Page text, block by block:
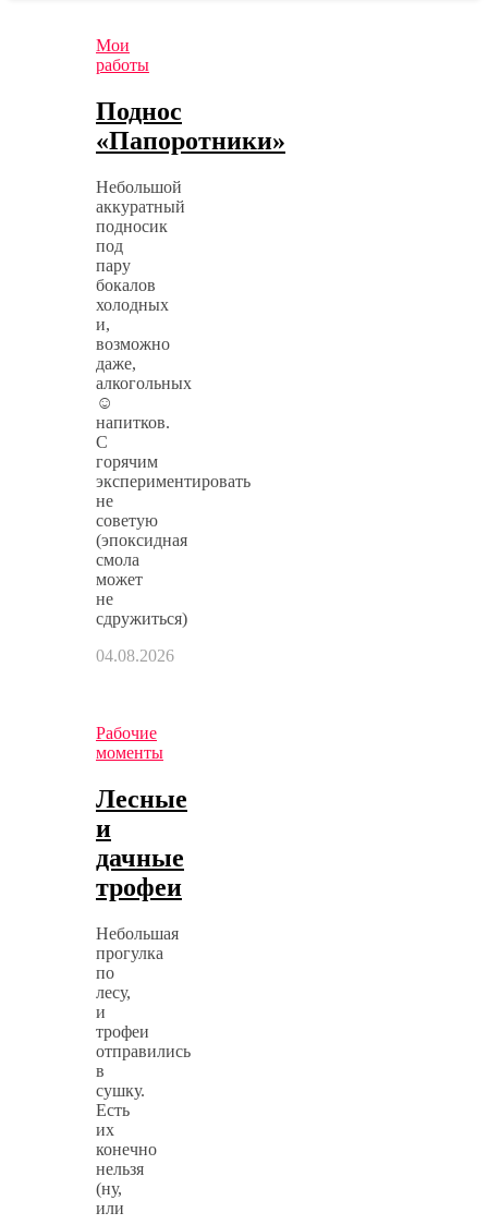
Мои
работы
Поднос
«Папоротники»
Небольшой
аккуратный
подносик
под
пару
бокалов
холодных
и,
возможно
даже,
алкогольных
☺
напитков.
С
горячим
экспериментировать
не
советую
(эпоксидная
смола
может
не
сдружиться)
04.08.2026
Рабочие
моменты
Лесные
и
дачные
трофеи
Небольшая
прогулка
по
лесу,
и
трофеи
отправились
в
сушку.
Есть
их
конечно
нельзя
(ну,
или